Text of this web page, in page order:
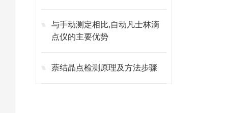
与手动测定相比,自动凡士林滴
点仪的主要优势
萘结晶点检测原理及方法步骤